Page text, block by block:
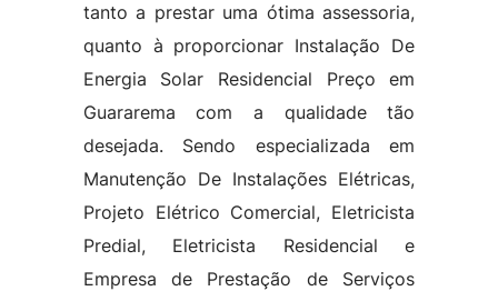
tanto a prestar uma ótima assessoria,
quanto à proporcionar Instalação De
Energia Solar Residencial Preço em
Guararema com a qualidade tão
desejada. Sendo especializada em
Manutenção De Instalações Elétricas,
Projeto Elétrico Comercial, Eletricista
Predial, Eletricista Residencial e
Empresa de Prestação de Serviços